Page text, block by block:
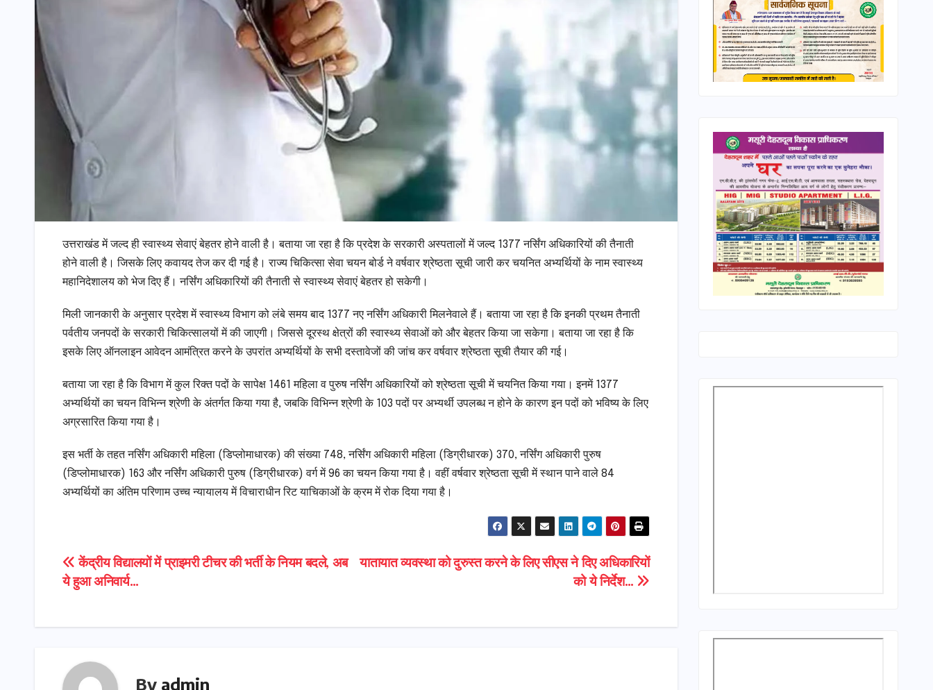
उत्तराखंड में जल्द ही स्वास्थ्य सेवाएं बेहतर होने वाली है। बताया जा रहा है कि प्रदेश के सरकारी अस्पतालों में जल्द 1377 नर्सिंग अधिकारियों की तैनाती
होने वाली है। जिसके लिए कवायद तेज कर दी गई है। राज्य चिकित्सा सेवा चयन बोर्ड ने वर्षवार श्रेष्ठता सूची जारी कर चयनित अभ्यर्थियों के नाम स्वास्थ्य
महानिदेशालय को भेज दिए हैं। नर्सिंग अधिकारियों की तैनाती से स्वास्थ्य सेवाएं बेहतर हो सकेगी।
मिली जानकारी के अनुसार प्रदेश में स्वास्थ्य विभाग को लंबे समय बाद 1377 नए नर्सिंग अधिकारी मिलनेवाले हैं। बताया जा रहा है कि इनकी प्रथम तैनाती
पर्वतीय जनपदों के सरकारी चिकित्सालयों में की जाएगी। जिससे दूरस्थ क्षेत्रों की स्वास्थ्य सेवाओं को और बेहतर किया जा सकेगा। बताया जा रहा है कि
इसके लिए ऑनलाइन आवेदन आमंत्रित करने के उपरांत अभ्यर्थियों के सभी दस्तावेजों की जांच कर वर्षवार श्रेष्ठता सूची तैयार की गई।
बताया जा रहा है कि विभाग में कुल रिक्त पदों के सापेक्ष 1461 महिला व पुरुष नर्सिंग अधिकारियों को श्रेष्ठता सूची में चयनित किया गया। इनमें 1377
अभ्यर्थियों का चयन विभिन्न श्रेणी के अंतर्गत किया गया है, जबकि विभिन्न श्रेणी के 103 पदों पर अभ्यर्थी उपलब्ध न होने के कारण इन पदों को भविष्य के लिए
अग्रसारित किया गया है।
इस भर्ती के तहत नर्सिंग अधिकारी महिला (डिप्लोमाधारक) की संख्या 748, नर्सिंग अधिकारी महिला (डिग्रीधारक) 370, नर्सिंग अधिकारी पुरुष
(डिप्लोमाधारक) 163 और नर्सिंग अधिकारी पुरुष (डिग्रीधारक) वर्ग में 96 का चयन किया गया है। वहीं वर्षवार श्रेष्ठता सूची में स्थान पाने वाले 84
अभ्यर्थियों का अंतिम परिणाम उच्च न्यायालय में विचाराधीन रिट याचिकाओं के क्रम में रोक दिया गया है।
Post
navigation
यातायात व्यवस्था को दुरुस्त करने के लिए सीएस ने दिए अधिकारियों
को ये निर्देश…
केंद्रीय विद्यालयों में प्राइमरी टीचर की भर्ती के नियम बदले, अब
ये हुआ अनिवार्य…
By admin